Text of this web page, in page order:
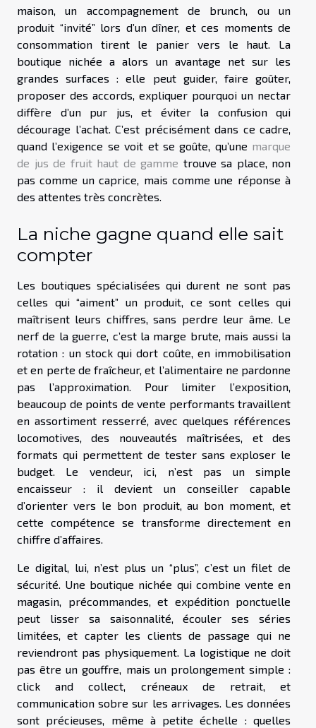
maison, un accompagnement de brunch, ou un
produit “invité” lors d’un dîner, et ces moments de
consommation tirent le panier vers le haut. La
boutique nichée a alors un avantage net sur les
grandes surfaces : elle peut guider, faire goûter,
proposer des accords, expliquer pourquoi un nectar
diffère d’un pur jus, et éviter la confusion qui
décourage l’achat. C’est précisément dans ce cadre,
quand l’exigence se voit et se goûte, qu’une marque
de jus de fruit haut de gamme trouve sa place, non
pas comme un caprice, mais comme une réponse à
des attentes très concrètes.
La niche gagne quand elle sait
compter
Les boutiques spécialisées qui durent ne sont pas
celles qui “aiment” un produit, ce sont celles qui
maîtrisent leurs chiffres, sans perdre leur âme. Le
nerf de la guerre, c’est la marge brute, mais aussi la
rotation : un stock qui dort coûte, en immobilisation
et en perte de fraîcheur, et l’alimentaire ne pardonne
pas l’approximation. Pour limiter l’exposition,
beaucoup de points de vente performants travaillent
en assortiment resserré, avec quelques références
locomotives, des nouveautés maîtrisées, et des
formats qui permettent de tester sans exploser le
budget. Le vendeur, ici, n’est pas un simple
encaisseur : il devient un conseiller capable
d’orienter vers le bon produit, au bon moment, et
cette compétence se transforme directement en
chiffre d’affaires.
Le digital, lui, n’est plus un “plus”, c’est un filet de
sécurité. Une boutique nichée qui combine vente en
magasin, précommandes, et expédition ponctuelle
peut lisser sa saisonnalité, écouler ses séries
limitées, et capter les clients de passage qui ne
reviendront pas physiquement. La logistique ne doit
pas être un gouffre, mais un prolongement simple :
click and collect, créneaux de retrait, et
communication sobre sur les arrivages. Les données
sont précieuses, même à petite échelle : quelles